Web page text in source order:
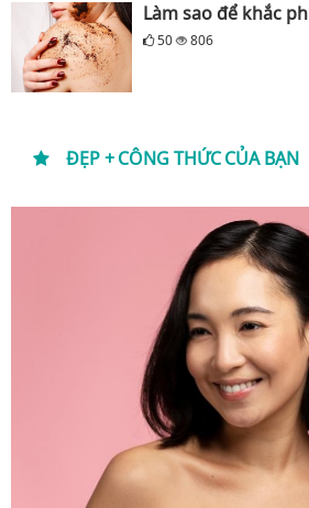
Làm sao để khắc
50 806
ĐẸP + CÔNG THỨC CỦA BẠN